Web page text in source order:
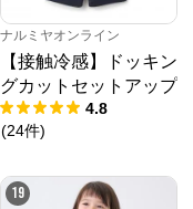
ナルミヤオンライン
【接触冷感】ドッキン
グカットセットアップ
4.8
(24件)
19